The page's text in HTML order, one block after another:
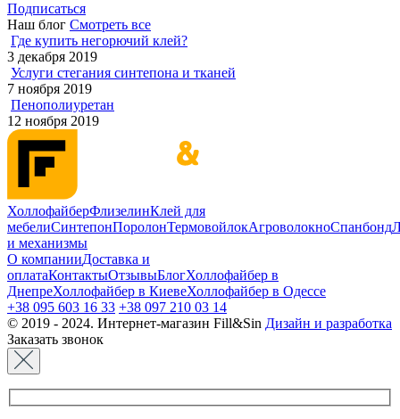
Подписаться
Наш блог Смотреть все
Где купить негорючий клей?
3 декабря 2019
Услуги стегания синтепона и тканей
7 ноября 2019
Пенополиуретан
12 ноября 2019
ХоллофайберФлизелинКлей для
мебелиСинтепонПоролонТермовойлокАгроволокноСпанбонд
и механизмы
О компанииДоставка и
оплатаКонтактыОтзывыБлогХоллофайбер в
ДнепреХоллофайбер в КиевеХоллофайбер в Одессе
+38 095 603 16 33 +38 097 210 03 14
© 2019 - 2024. Интернет-магазин Fill&Sin Дизайн и разработка
Заказать звонок